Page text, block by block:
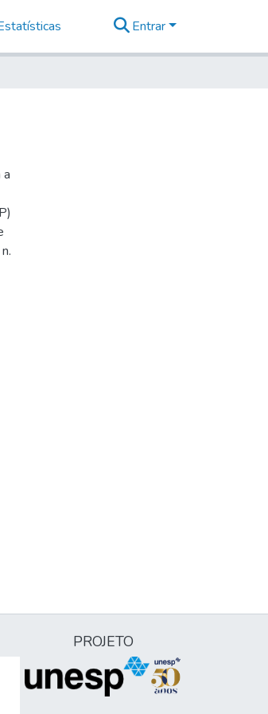
Entrar
PROJETO